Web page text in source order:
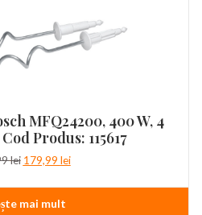
MFQ24200, 400 W, 4
Produs: 115617
lei Prețul
a
fost:
179,99 leiPrețul
este:
mai mult